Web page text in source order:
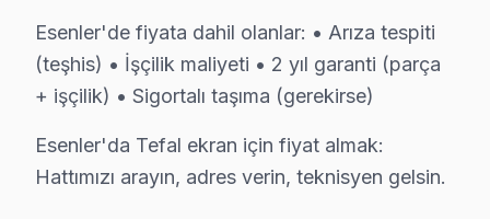
• Yüksek nem ortamlarında Esenler'de LED TV'yi
• Esenler'de HDMI kablolarını çekip takmadan önce
• Esenler'de ekran temizliği için yalnızca kuru ya da
Esenler'da düzenli bakım ve doğru kullanım ile
Esenler'de fiyata dahil olanlar: • Arıza tespiti
(teşhis) • İşçilik maliyeti • 2 yıl garanti (parça
+ işçilik) • Sigortalı taşıma (gerekirse)
Esenler'da Tefal ekran için fiyat almak:
Hattımızı arayın, adres verin, teknisyen gelsin.